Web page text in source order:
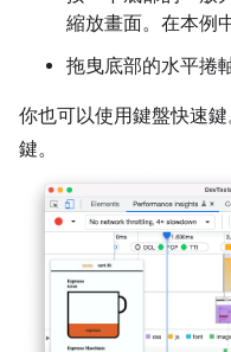
縮放畫面。在本例
拖曳底部的水平捲
你也可以使用鍵盤快速
鍵。